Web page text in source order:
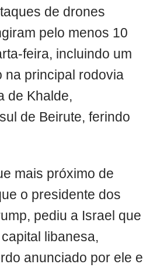
de drones
pelo menos 10
feira, incluindo um
na principal rodovia
de Khalde,
de Beirute, ferindo
mais próximo de
o presidente dos
pediu a Israel que
libanesa,
anunciado por ele e